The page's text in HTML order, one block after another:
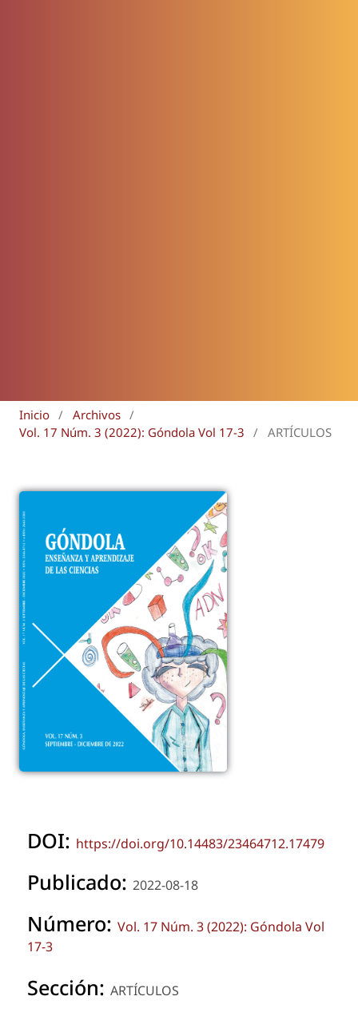
Inicio / Archivos /
Vol. 17 Núm. 3 (2022): Góndola Vol 17-3
/ ARTÍCULOS
DOI: https://doi.org/10.14483/23464712.17479
Publicado: 2022-08-18
Número: Vol. 17 Núm. 3 (2022): Góndola Vol
17-3
Sección: ARTÍCULOS